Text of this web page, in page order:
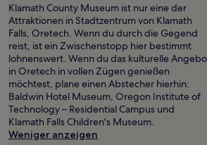
2 Erwachsenen
gefunden
wurde.
Preise
und
Verfügbarkeiten
können
sich
ändern.
Es
können
Klamath County Museum ist nur eine der
Attraktionen in Stadtzentrum von Klamath
Falls, Oretech. Wenn du durch die Gegend
reist, ist ein Zwischenstopp hier bestimmt
lohnenswert. Wenn du das kulturelle
in Oretech in vollen Zügen genießen
möchtest, plane einen Abstecher hierhin:
Baldwin Hotel Museum, Oregon Institute of
Technology – Residential Campus und
Klamath Falls Children's Museum.
Weniger anzeigen